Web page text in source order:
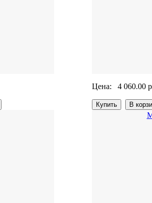
Цена: 4 060.00